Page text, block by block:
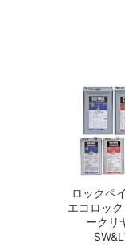
ロックペ
エコロッ
ークリ